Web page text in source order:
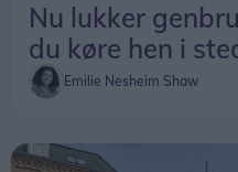
Nu lukker
du køre hen i
Emilie Nesheim Shaw